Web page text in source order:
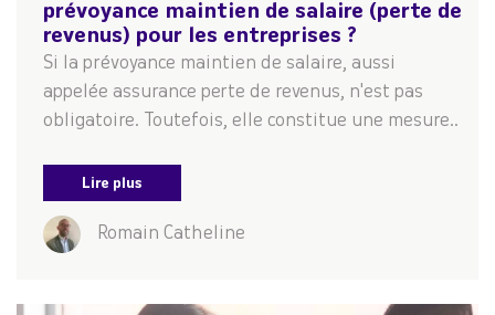
prévoyance maintien de salaire (perte de
revenus) pour les entreprises ?
Si la prévoyance maintien de salaire, aussi
appelée assurance perte de revenus, n'est pas
obligatoire. Toutefois, elle constitue une mesure..
Lire plus
Romain Catheline